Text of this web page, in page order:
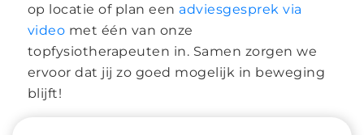
op locatie of plan een adviesgesprek via
video met één van onze
topfysiotherapeuten in. Samen zorgen we
ervoor dat jij zo goed mogelijk in beweging
blijft!